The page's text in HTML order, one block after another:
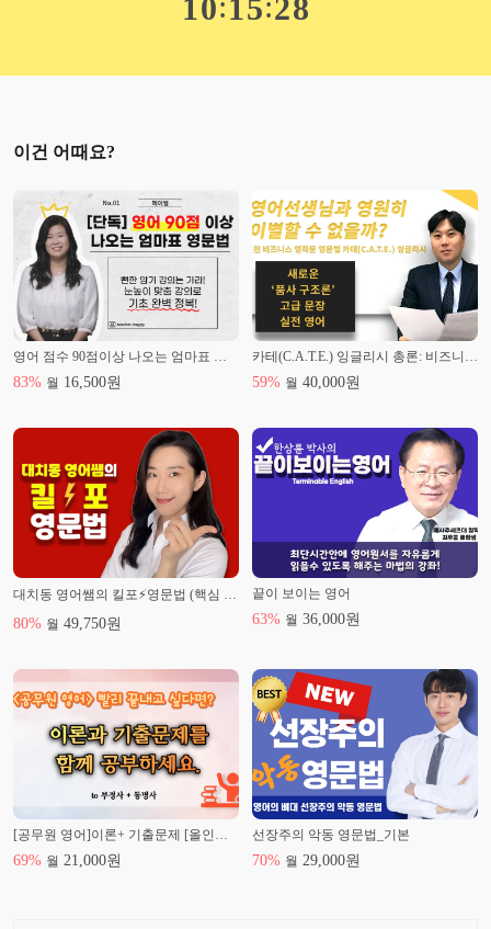
10 15 27
이건 어때요?
83% 월 16,500원 59% 월 40,000원
대치동 영어쌤의 킬포⚡️영문법 (핵심 노트 필기 무료 제공)
80% 월 49,750원
끝이 보이는 영어
63% 월 36,000원
[공무원 영어]이론+ 기출문제 [올인원] to 부정사, 동명사
69% 월 21,000원
선장주의 악동 영문법_기본
70% 월 29,000원